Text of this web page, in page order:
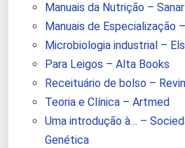
Manuais da Nutrição – Sanar
Manuais de Especialização
Microbiologia industrial –
Para Leigos – Alta Books
Receituário de bolso –
Teoria e Clínica – Artmed
Uma introdução à… –
Genética